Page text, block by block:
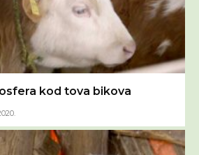
kod tova bikova